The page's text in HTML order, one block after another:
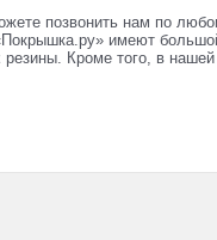
позвонить нам по
имеют
Кроме того, в